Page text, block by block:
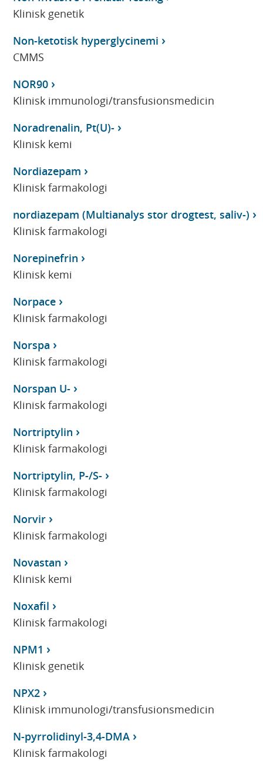
Klinisk genetik
Non-ketotisk hyperglycinemi
CMMS
NOR90
Klinisk immunologi/transfusionsmedicin
Noradrenalin, Pt(U)-
Klinisk kemi
Nordiazepam
Klinisk farmakologi
nordiazepam (Multianalys stor drogtest, saliv-)
Klinisk farmakologi
Norepinefrin
Klinisk kemi
Norpace
Klinisk farmakologi
Norspa
Klinisk farmakologi
Norspan U-
Klinisk farmakologi
Nortriptylin
Klinisk farmakologi
Nortriptylin, P-/S-
Klinisk farmakologi
Norvir
Klinisk farmakologi
Novastan
Klinisk kemi
Noxafil
Klinisk farmakologi
NPM1
Klinisk genetik
NPX2
Klinisk immunologi/transfusionsmedicin
N-pyrrolidinyl-3,4-DMA
Klinisk farmakologi